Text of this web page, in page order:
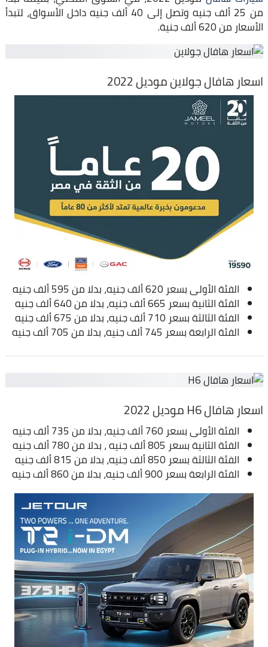
من 25 ألف جنيه وتصل إلى 40 ألف جنيه داخل الأسواق، لتبدأ
الأسعار من 620 ألف جنية.
اسعار هافال جولاين موديل 2022
الفئة الأولى بسعر 620 ألف جنيه، بدلا من 595 ألف جنيه
الفئة الثانية بسعر 665 ألف جنيه، بدلا من 640 ألف جنيه
الفئة الثالثة بسعر 710 ألف جنيه، بدلا من 675 ألف جنيه
الفئة الرابعة بسعر 745 ألف جنيه، بدلا من 705 ألف جنيه
اسعار هافال H6 موديل 2022
الفئة الأولى بسعر 760 ألف جنيه، بدلا من 735 ألف جنيه
الفئة الثانية بسعر 805 ألف جنيه ، بدلا من 780 ألف جنيه
الفئة الثالثة بسعر 850 ألف جنيه، بدلا من 815 ألف جنيه
الفئة الرابعة بسعر 900 ألف جنيه، بدلا من 860 ألف جنيه